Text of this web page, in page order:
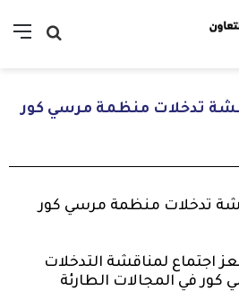
تدخلات منظمة مرسي كور
تدخلات منظمة مرسي كور
اجتماع لمناقشة التدخلات
في المجالات الطارئة